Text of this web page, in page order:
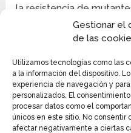
Gestionar el
de las
Utilizamos tecnologías como las
a la información del dispositivo.
experiencia de navegación y
personalizados. El
procesar datos como el
únicos en este sitio. No consentir
afectar negativamente a ciertas
la resistencia de
en la forma en que
después de una ardua
un momento habría
para nuestros héroes.